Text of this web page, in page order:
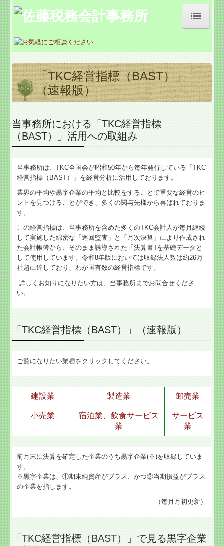
佐藤税務会計事務所
事務所紹介
経営理念
業務案内
社会福祉法人の皆様へ
公益法人の皆様へ
関与先向け融資商品ご紹介
経営者お役立ち情報
TKCシステムQ&A
お問合せ
「TKC経営指標（BAST）」
（速報版）
当事務所における「TKC経営指標
（BAST）」活用への取組み
当事務所は、TKC全国会が昭和50年から毎年発行している「TKC
経営指標（BAST）」を経営分析に活用しております。
業界の平均や黒字企業の平均と比較をすることで重要な経営のヒ
ントを見つけることができ、多くの関与先様から喜ばれておりま
す。
この経営指標は、当事務所を含めた多くのTKC会計人が毎月継続
して実施した綿密な「巡回監査」と「月次決算」により作成され
た会計帳簿から、そのまま誘導された「決算書｣を基礎データと
して使用しています。令和8年版においては収録法人数は約26万
社超に達しており、わが国有数の経営指標です。
詳しくお知りになりたい方は、当事務所までお問合せくださ
い。
「TKC経営指標（BAST）」（速報版）
ご覧になりたい業種をクリックしてください。
建設業 製造業 卸売業
小売業
宿泊業、飲食サービス
業
サービス
業
前月末に決算を確定した企業のうち黒字企業(※)を収録していま
す。
※黒字企業は、①期末純資産がプラス、かつ②当期損益がプラス
の企業を指します。
（毎月月初更新）
「TKC経営指標（BAST）」で見る黒字企業